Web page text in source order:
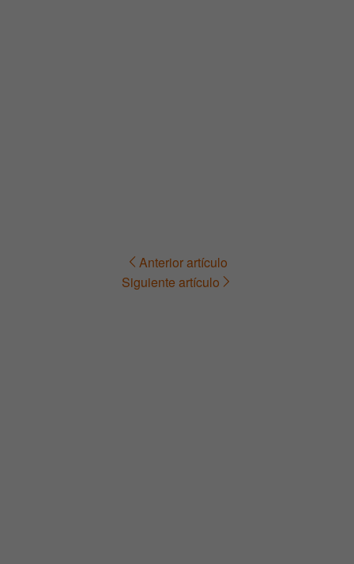
Navegación Anterior artículo
Siguiente artículo